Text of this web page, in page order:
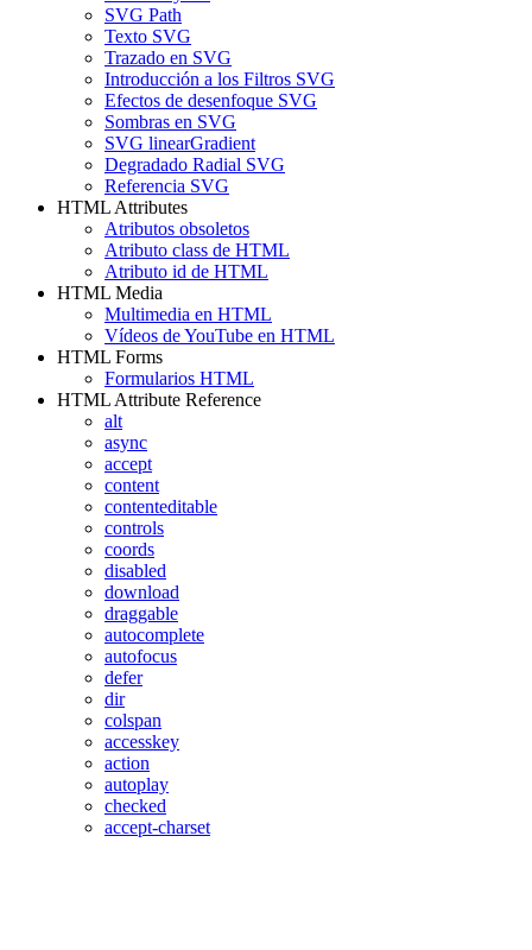
SVG Path
Texto SVG
Trazado en SVG
Introducción a los Filtros SVG
Efectos de desenfoque SVG
Sombras en SVG
SVG linearGradient
Degradado Radial SVG
Referencia SVG
HTML Attributes
Atributos obsoletos
Atributo class de HTML
Atributo id de HTML
HTML Media
Multimedia en HTML
Vídeos de YouTube en HTML
HTML Forms
Formularios HTML
HTML Attribute Reference
alt
async
accept
content
contenteditable
controls
coords
disabled
download
draggable
autocomplete
autofocus
defer
dir
colspan
accesskey
action
autoplay
checked
accept-charset